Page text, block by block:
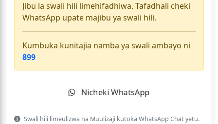
Jibu la swali hili limehifadhiwa. Tafadhali cheki
WhatsApp upate majibu ya swali hili.
Kumbuka kunitajia namba ya swali ambayo ni
899
Nicheki WhatsApp
Swali hili limeulizwa na Muulizaji kutoka WhatsApp Chat yetu.